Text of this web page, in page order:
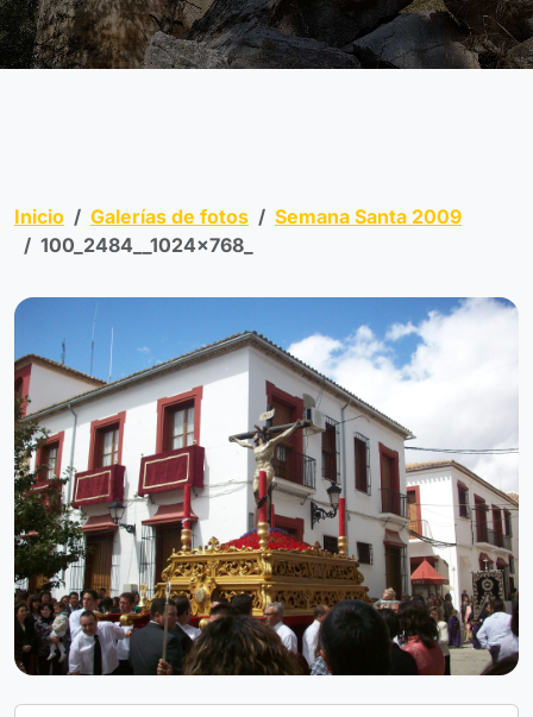
Inicio Galerías de fotos
Semana Santa 2009
100_2484__1024x768_